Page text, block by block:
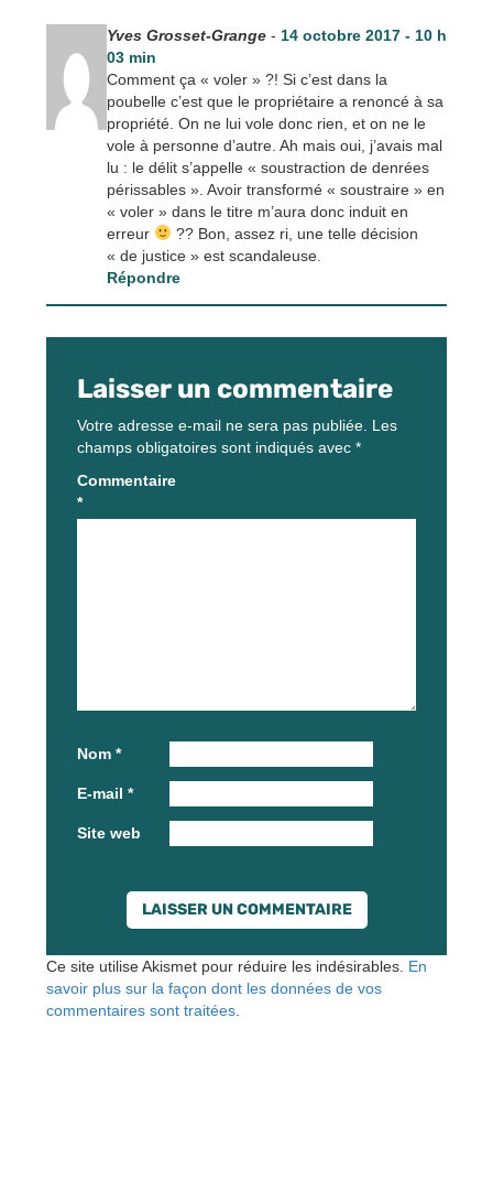
Yves Grosset-Grange- 14 octobre 2017 - 10 h
03 min
Comment ça « voler » ?! Si c’est dans la
poubelle c’est que le propriétaire a renoncé à sa
propriété. On ne lui vole donc rien, et on ne le
vole à personne d’autre. Ah mais oui, j’avais mal
lu : le délit s’appelle « soustraction de denrées
périssables ». Avoir transformé « soustraire » en
« voler » dans le titre m’aura donc induit en
erreur
?? Bon, assez ri, une telle décision
« de justice » est scandaleuse.
Répondre
Laisser un commentaire
Votre adresse e-mail ne sera pas publiée. Les
champs obligatoires sont indiqués avec *
Commentaire
*
Nom *
E-mail *
Site web
Ce site utilise Akismet pour réduire les indésirables. En
savoir plus sur la façon dont les données de vos
commentaires sont traitées